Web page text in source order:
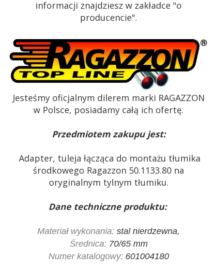
informacji znajdziesz w zakładce "o
producencie".
Jesteśmy oficjalnym dilerem marki RAGAZZON
w Polsce, posiadamy całą ich ofertę.
Przedmiotem zakupu jest:
Adapter, tuleja łącząca do montażu tłumika
środkowego Ragazzon 50.1133.80 na
oryginalnym tylnym tłumiku.
Dane techniczne produktu:
Materiał wykonania: stal nierdzewna,
Średnica:70/65 mm
Numer katalogowy:601004180